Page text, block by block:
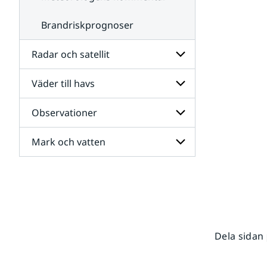
Brandriskprognoser
Radar och satellit
Undersidor
för
Radar
och
satellit
Väder till havs
Undersidor
för
Väder
till
havs
Observationer
Undersidor
för
Mark och vatten
Dela sidan